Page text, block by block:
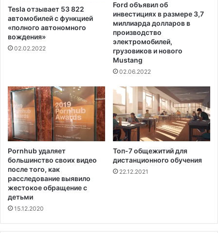
Tesla отзывает 53 822
автомобилей с функцией
«полного автономного
вождения»
02.02.2022
Ford объявил об
инвестициях в размере 3,7
миллиарда долларов в
производство
электромобилей,
грузовиков и нового
Mustang
02.06.2022
Pornhub удаляет
большинство своих видео
после того, как
расследование выявило
жестокое обращение с
детьми
15.12.2020
Топ-7 общежитий для
дистанционного обучения
22.12.2021